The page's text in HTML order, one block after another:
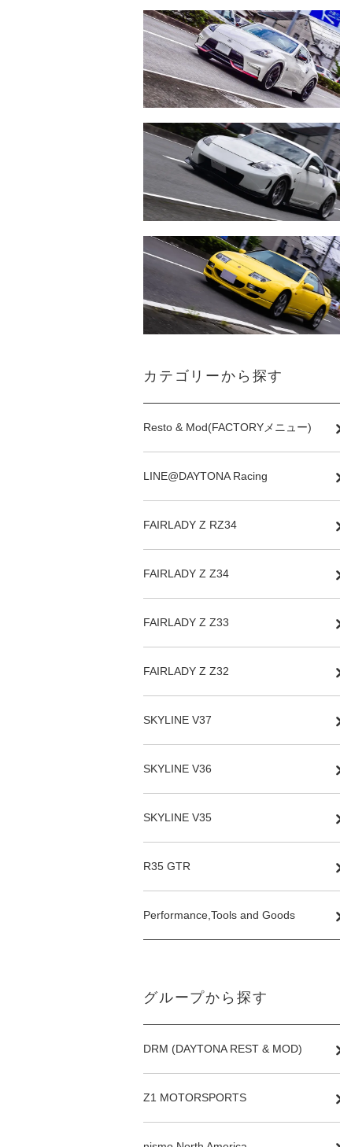
カテゴリーから探す
Resto & Mod(FACTORYメニュー)
LINE@DAYTONA Racing
FAIRLADY Z RZ34
FAIRLADY Z Z34
FAIRLADY Z Z33
FAIRLADY Z Z32
SKYLINE V37
SKYLINE V36
SKYLINE V35
R35 GTR
Performance,Tools and Goods
グループから探す
DRM (DAYTONA REST & MOD)
Z1 MOTORSPORTS